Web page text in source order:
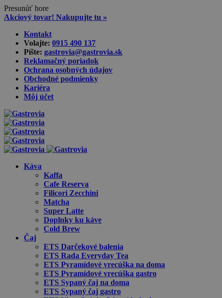
Presunúť hore
Akciový tovar! Nakupujte tu »
content
Kontakt
Volajte: 0915 490 137‬
Píšte: gastrovia@gastrovia.sk‬
Reklamačný poriadok
Ochrana osobných údajov
Obchodné podmienky
Kariéra
Môj účet
Káva
Kaffa
Cafe Reserva
Filicori Zecchini
Matcha
Super Latte
Doplnky ku káve
Cold Brew
Čaj
ETS Darčekové balenia
ETS Rada Everyday Tea
ETS Pyramídové vrecúška na doma
ETS Pyramídové vrecúška gastro
ETS Sypaný čaj na doma
ETS Sypaný čaj gastro